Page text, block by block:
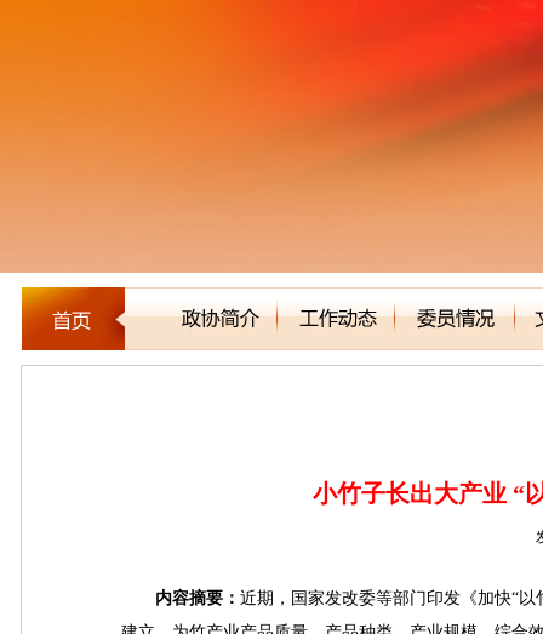
小竹子长出大产业 “
内容摘要： 近期，国家发改委等部门印发《加快“